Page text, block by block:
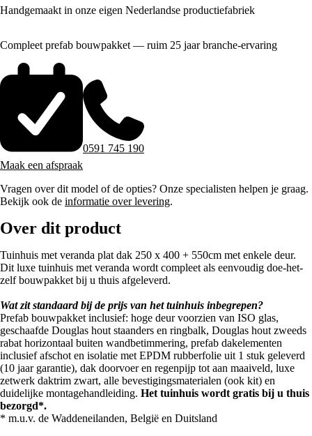
Handgemaakt in onze eigen Nederlandse productiefabriek
Compleet prefab bouwpakket — ruim 25 jaar branche-ervaring
Maak een afspraak
0591 745 190
Vragen over dit model of de opties? Onze specialisten helpen je graag.
Bekijk ook de informatie over levering.
Over dit product
Tuinhuis met veranda plat dak 250 x 400 + 550cm met enkele deur.
Dit luxe tuinhuis met veranda wordt compleet als eenvoudig doe-het-
zelf bouwpakket bij u thuis afgeleverd.
Wat zit standaard bij de prijs van het tuinhuis inbegrepen?
Prefab bouwpakket inclusief: hoge deur voorzien van ISO glas,
geschaafde Douglas hout staanders en ringbalk, Douglas hout zweeds
rabat horizontaal buiten wandbetimmering, prefab dakelementen
inclusief afschot en isolatie met EPDM rubberfolie uit 1 stuk geleverd
(10 jaar garantie), dak doorvoer en regenpijp tot aan maaiveld, luxe
zetwerk daktrim zwart, alle bevestigingsmaterialen (ook kit) en
duidelijke montagehandleiding. Het tuinhuis wordt gratis bij u thuis
bezorgd*.
* m.u.v. de Waddeneilanden, België en Duitsland